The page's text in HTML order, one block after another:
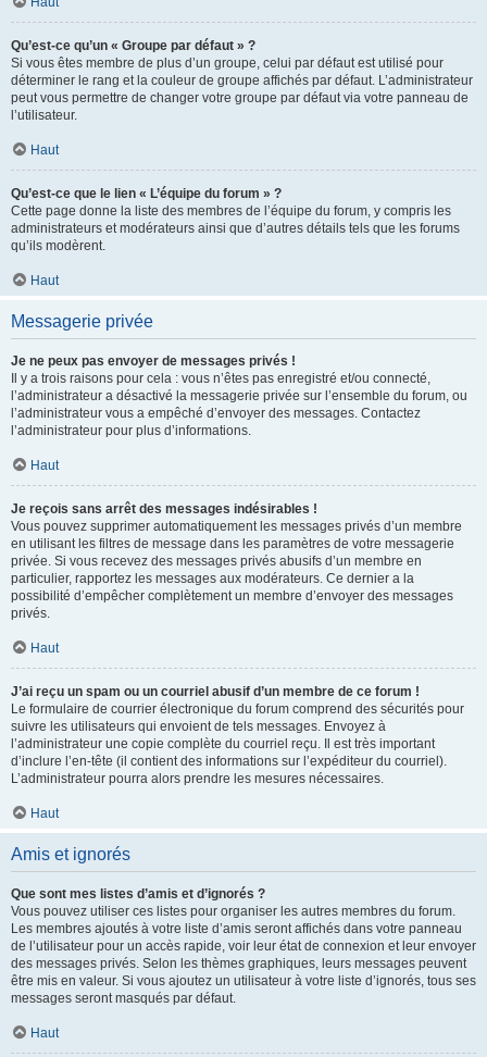
Qu’est-ce qu’un « Groupe par défaut » ?
Si vous êtes membre de plus d’un groupe, celui par défaut est utilisé pour
déterminer le rang et la couleur de groupe affichés par défaut. L’administrateur
peut vous permettre de changer votre groupe par défaut via votre panneau de
l’utilisateur.
Haut
Qu’est-ce que le lien « L’équipe du forum » ?
Cette page donne la liste des membres de l’équipe du forum, y compris les
administrateurs et modérateurs ainsi que d’autres détails tels que les forums
qu’ils modèrent.
Haut
Messagerie privée
Je ne peux pas envoyer de messages privés !
Il y a trois raisons pour cela : vous n’êtes pas enregistré et/ou connecté,
l’administrateur a désactivé la messagerie privée sur l’ensemble du forum, ou
l’administrateur vous a empêché d’envoyer des messages. Contactez
l’administrateur pour plus d’informations.
Haut
Je reçois sans arrêt des messages indésirables !
Vous pouvez supprimer automatiquement les messages privés d’un membre
en utilisant les filtres de message dans les paramètres de votre messagerie
privée. Si vous recevez des messages privés abusifs d’un membre en
particulier, rapportez les messages aux modérateurs. Ce dernier a la
possibilité d’empêcher complètement un membre d’envoyer des messages
privés.
Haut
J’ai reçu un spam ou un courriel abusif d’un membre de ce forum !
Le formulaire de courrier électronique du forum comprend des sécurités pour
suivre les utilisateurs qui envoient de tels messages. Envoyez à
l’administrateur une copie complète du courriel reçu. Il est très important
d’inclure l’en-tête (il contient des informations sur l’expéditeur du courriel).
L’administrateur pourra alors prendre les mesures nécessaires.
Haut
Amis et ignorés
Que sont mes listes d’amis et d’ignorés ?
Vous pouvez utiliser ces listes pour organiser les autres membres du forum.
Les membres ajoutés à votre liste d’amis seront affichés dans votre panneau
de l’utilisateur pour un accès rapide, voir leur état de connexion et leur envoyer
des messages privés. Selon les thèmes graphiques, leurs messages peuvent
être mis en valeur. Si vous ajoutez un utilisateur à votre liste d’ignorés, tous ses
messages seront masqués par défaut.
Haut